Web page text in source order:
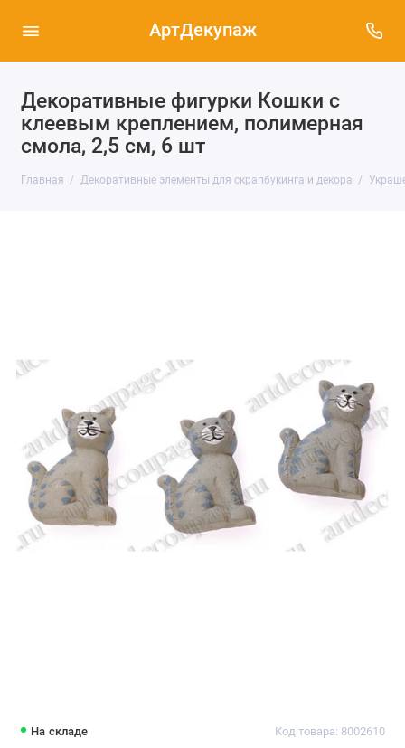
АртДекупаж
Декоративные фигурки Кошки с
клеевым креплением, полимерная
смола, 2,5 см, 6 шт
Главная Декоративные элементы для скрапбукинга и декора
На складе Код товара: 8002610